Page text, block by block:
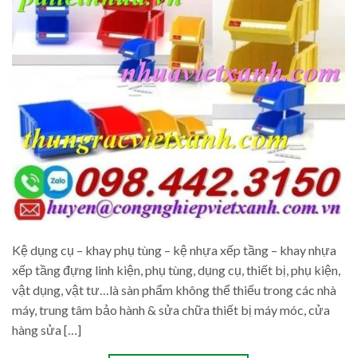
Kệ dụng cụ – khay phụ tùng – kệ nhựa xếp tầng – khay nhựa
xếp tầng đựng linh kiện, phụ tùng, dụng cụ, thiết bị, phụ kiện,
vật dụng, vật tư…là sàn phẩm không thể thiếu trong các nhà
máy, trung tâm bảo hành & sửa chữa thiết bị máy móc, cửa
hàng sửa […]